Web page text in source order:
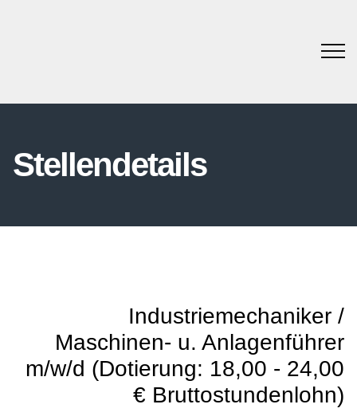
Stellendetails
Industriemechaniker /
Maschinen- u. Anlagenführer
m/w/d (Dotierung: 18,00 - 24,00
€ Bruttostundenlohn)